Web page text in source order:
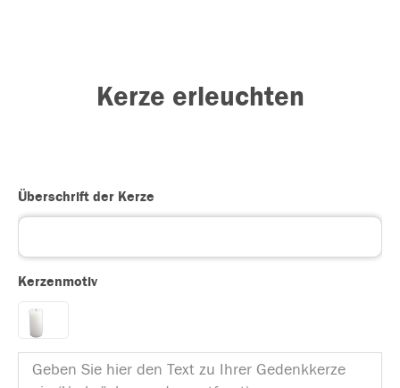
Kerze erleuchten
Überschrift der Kerze
Kerzenmotiv